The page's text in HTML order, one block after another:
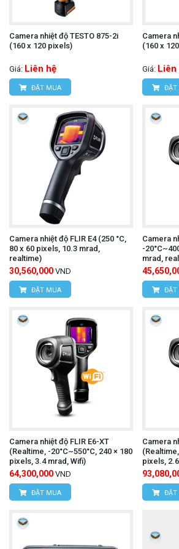
không sử dụng.
Giá thành hợp lý:
Phù hợp
sử dụng.
Tìm hiểu thêm: Camera nhiệt độ
Cách sử dụng:
Bật nguồn máy:
Nhấn nút
máy.
Chọn chế độ đo:
Nhấn nút
chế độ đo mong muốn (đo nhiệt
ghi video).
Hướng camera vào vật thể
camera vào vật thể cần đo và
cách đo phù hợp.
Quan sát kết quả đo lường:
hiển thị hình ảnh nhiệt và giá
Lưu trữ dữ liệu: Lưu trữ
nhiệt hoặc dữ liệu đo lường vào
thẻ nhớ (nếu có).
Ampe
Camera nhiệt độ TESTO 875-2i
(160 x 120 pixels)
Giá: Liên hệ
ĐẶT MUA
Camera
(160 x
Giá: Liên
ĐẶT
Camera nhiệt độ FLIR E4 (250 °C,
80 x 60 pixels, 10.3 mrad,
realtime)
30,560,000 VND
ĐẶT MUA
Camera
-
mrad,
ĐẶT
Camera nhiệt độ FLIR E6-XT
(Realtime, -20°C~550°C, 240 × 180
pixels, 3.4 mrad, Wifi)
64,300,000 VND
ĐẶT MUA
Camera
pixels,
ĐẶT